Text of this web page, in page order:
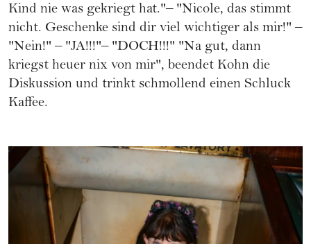
Kind nie was gekriegt hat."– "Nicole, das stimmt
nicht. Geschenke sind dir viel wichtiger als mir!" –
"Nein!" – "JA!!!"– "DOCH!!!" "Na gut, dann
kriegst heuer nix von mir", beendet Kohn die
Diskussion und trinkt schmollend einen Schluck
Kaffee.